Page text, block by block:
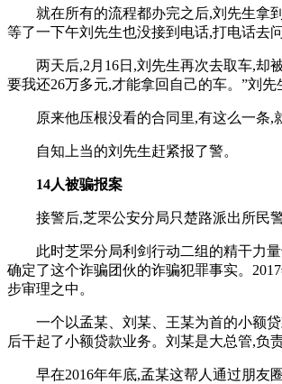
就在所有的流程都办完之后,刘先生拿到
等了一下午刘先生也没接到电话,打电话去
两天后,2月16日,刘先生再次去取车,却被
要我还26万多元,才能拿回自己的车。”刘先
原来他压根没看的合同里,有这么一条,就
自知上当的刘先生赶紧报了警。
14人被骗报案
接警后,芝罘公安分局只楚路派出所民
此时芝罘分局利剑行动二组的精干力量
确定了这个诈骗团伙的诈骗犯罪事实。
步审理之中。
一个以孟某、刘某、王某为首的小额贷
后干起了小额贷款业务。刘某是大总管,负
早在2016年年底,孟某这帮人通过朋友圈